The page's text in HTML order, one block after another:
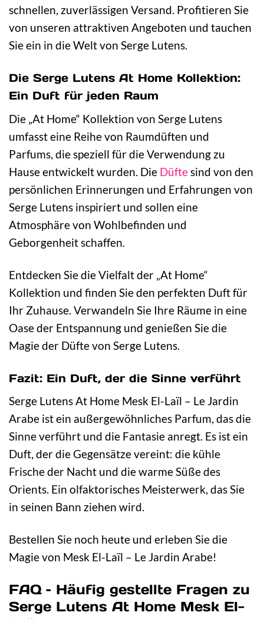
schnellen, zuverlässigen Versand. Profitieren Sie
von unseren attraktiven Angeboten und tauchen
Sie ein in die Welt von Serge Lutens.
Die Serge Lutens At Home Kollektion:
Ein Duft für jeden Raum
Die „At Home“ Kollektion von Serge Lutens
umfasst eine Reihe von Raumdüften und
Parfums, die speziell für die Verwendung zu
Hause entwickelt wurden. Die Düftesind von den
persönlichen Erinnerungen und Erfahrungen von
Serge Lutens inspiriert und sollen eine
Atmosphäre von Wohlbefinden und
Geborgenheit schaffen.
Entdecken Sie die Vielfalt der „At Home“
Kollektion und finden Sie den perfekten Duft für
Ihr Zuhause. Verwandeln Sie Ihre Räume in eine
Oase der Entspannung und genießen Sie die
Magie der Düfte von Serge Lutens.
Fazit: Ein Duft, der die Sinne verführt
Serge Lutens At Home Mesk El-Laïl – Le Jardin
Arabe ist ein außergewöhnliches Parfum, das die
Sinne verführt und die Fantasie anregt. Es ist ein
Duft, der die Gegensätze vereint: die kühle
Frische der Nacht und die warme Süße des
Orients. Ein olfaktorisches Meisterwerk, das Sie
in seinen Bann ziehen wird.
Bestellen Sie noch heute und erleben Sie die
Magie von Mesk El-Laïl – Le Jardin Arabe!
FAQ – Häufig gestellte Fragen zu
Serge Lutens At Home Mesk El-